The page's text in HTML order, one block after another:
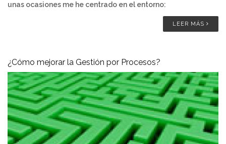
unas ocasiones me he centrado en el entorno:
LEER MÁS
¿Cómo mejorar la Gestión por Procesos?